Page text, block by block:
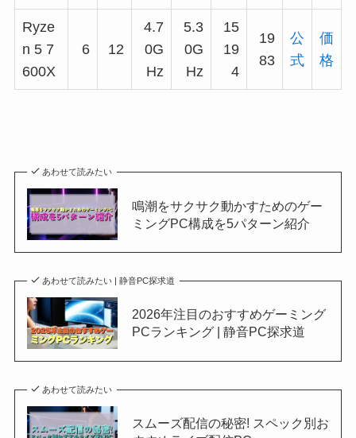
Ryze
n 5 7
600X
6 12
4.7
0G
Hz
5.3
0G
Hz
15
19
4
19
83
公
式
価
格
あわせて読みたい
鳴潮をサクサク動かすためのゲー
ミングPC構成を5パターン紹介
あわせて読みたい | 静音PC探求道
2026年注目のおすすめゲーミング
PCランキング | 静音PC探求道
あわせて読みたい
スムーズ配信の秘密! スペック別お